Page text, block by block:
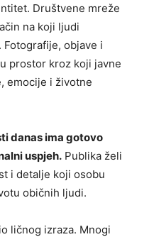
Društvene mreže
na koji ljudi
objave i
prostor kroz koji javne
emocije i životne
danas ima gotovo
uspjeh. Publika želi
i detalje koji osobu
običnih ljudi.
ličnog izraza. Mnogi